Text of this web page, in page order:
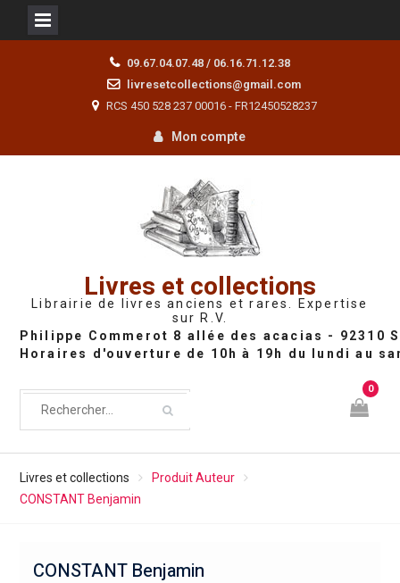
09.67.04.07.48 / 06.16.71.12.38
livresetcollections@gmail.com
RCS 450 528 237 00016 - FR12450528237
Mon compte
Livres et collections
Librairie de livres anciens et rares. Expertise
sur R.V.
0
Livres et collections
Produit Auteur
CONSTANT Benjamin
CONSTANT Benjamin